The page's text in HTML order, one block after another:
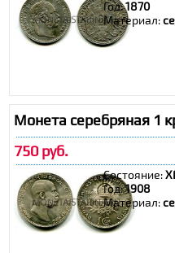
Год:1870
Материал:
Монета серебряная 1
750 руб.
Состояние:
Год:1908
Материал: